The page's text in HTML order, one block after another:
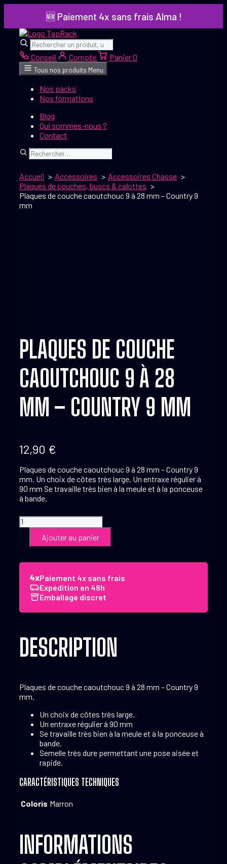
contenu
🆕 Paiement 4x sans frais Alma !
Rechercher Rechercher
Conseil Compte Panier0
Tous nos produits Menu
Nos packs
Nos formations
Blog
Qui sommes-nous ?
Contact
Rechercher
Accueil Accessoires
Accessoires Chasse
Plaques de couches, buscs & calottes
Plaques de couche caoutchouc 9 à 28 mm – Country 9
mm
PLAQUES DE COUCHE
CAOUTCHOUC 9 À 28
MM – COUNTRY 9 MM
12,90 €
Plaques de couche caoutchouc 9 à 28 mm – Country 9
mm. Un choix de côtes très large. Un entraxe régulier à
90 mm Se travaille très bien à la meule et à la ponceuse
à bande.
quantité
de
Plaques
9
Ajouter au panier
Paiement 4x sans frais
Expédition en 48h
Emballage discret
DESCRIPTION
Plaques de couche caoutchouc 9 à 28 mm – Country 9
mm.
Un choix de côtes très large.
Un entraxe régulier à 90 mm
Se travaille très bien à la meule et à la ponceuse à
bande.
Semelle très dure permettant une pose aisée et
rapide.
CARACTÉRISTIQUES TECHNIQUES
Coloris Marron
INFORMATIONS